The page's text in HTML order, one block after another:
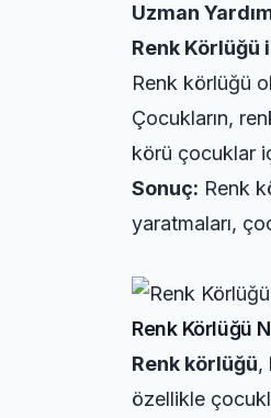
Uzman
Renk Körlüğü
Renk körlüğü
Çocukların,
körü çocuklar
Sonuç: Renk
yaratmaları,
Renk Körlüğü
Renk körlüğü,
özellikle